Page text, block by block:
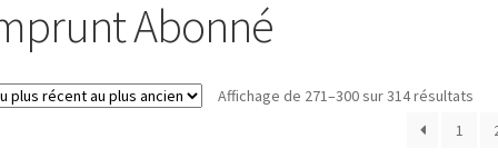
Abonné
Affichage de 271–300 sur 314 résultatsTrié
1